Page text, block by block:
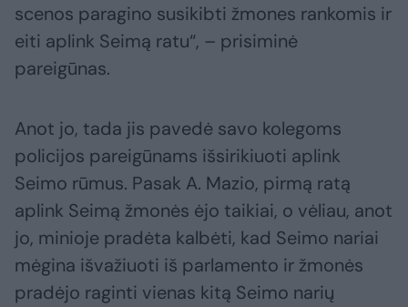
scenos paragino susikibti žmones rankomis ir
eiti aplink Seimą ratu“, – prisiminė
pareigūnas.
Anot jo, tada jis pavedė savo kolegoms
policijos pareigūnams išsirikiuoti aplink
Seimo rūmus. Pasak A. Mazio, pirmą ratą
aplink Seimą žmonės ėjo taikiai, o vėliau, anot
jo, minioje pradėta kalbėti, kad Seimo nariai
mėgina išvažiuoti iš parlamento ir žmonės
pradėjo raginti vienas kitą Seimo narių